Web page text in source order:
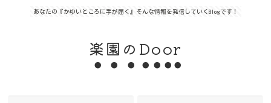
あなたの『かゆいところに手が届く』そんな情報を発信していくBlogです！
楽園のDoor